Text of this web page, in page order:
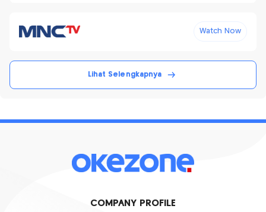
Watch Now
Lihat Selengkapnya
COMPANY PROFILE